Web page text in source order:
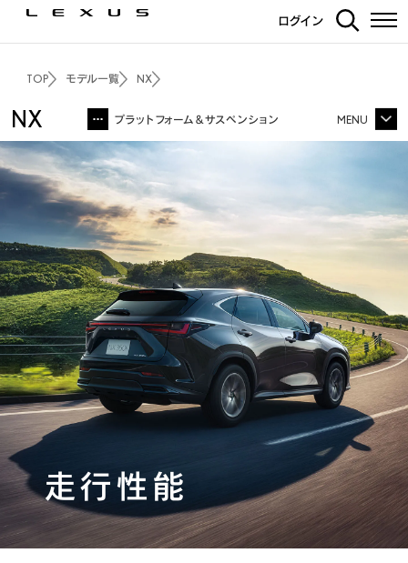
ログイン
TOP モデル一覧 NX
NX350h
プラットフォーム＆サスペンション
その他
NX MENU
NX TOP
価格・パッケージ
3Dシミュレーション
エクステリア
インテリア
走行性能
PHEV
F SPORT
OVERTRAIL
安全装備
カーライフサポート
カーナビ・その他装備
ディーラーオプション
ギャラリー
プレスリリース
FAQ
カタログ/取扱説明書
フォトブック
機能詳細カタログ
走行性能